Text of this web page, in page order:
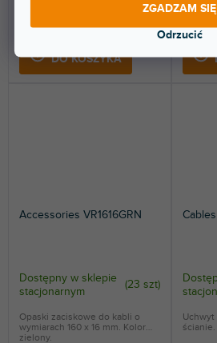
Odrzucić
ZGADZAM SIĘ
5,09 zł
DO KOSZYKA
Accessories VR1616GRN
Dostępny w sklepie
stacjonarnym
(23 szt)
Opaski zaciskowe do kabli o
wymiarach 160 x 16 mm. Kolor
zielony.
Uchwyt
ścianie.